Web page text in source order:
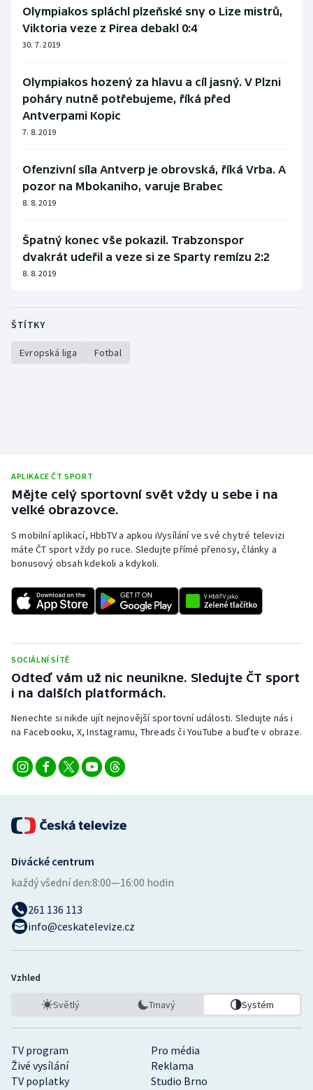
Olympiakos spláchl plzeňské sny o Lize mistrů,
Viktoria veze z Pirea debakl 0:4
30. 7. 2019
Olympiakos hozený za hlavu a cíl jasný. V Plzni
poháry nutně potřebujeme, říká před
Antverpami Kopic
7. 8. 2019
Ofenzivní síla Antverp je obrovská, říká Vrba. A
pozor na Mbokaniho, varuje Brabec
8. 8. 2019
Špatný konec vše pokazil. Trabzonspor
dvakrát udeřil a veze si ze Sparty remízu 2:2
8. 8. 2019
ŠTÍTKY
Evropská liga Fotbal
APLIKACE ČT SPORT
Mějte celý sportovní svět vždy u sebe i na
velké obrazovce.
S mobilní aplikací, HbbTV a apkou iVysílání ve své chytré televizi
máte ČT sport vždy po ruce. Sledujte přímé přenosy, články a
bonusový obsah kdekoli a kdykoli.
SOCIÁLNÍ SÍTĚ
Odteď vám už nic neunikne. Sledujte ČT sport
i na dalších platformách.
Nenechte si nikde ujít nejnovější sportovní události. Sledujte nás i
na Facebooku, X, Instagramu, Threads či YouTube a buďte v obraze.
TV program
Pro média
Živé vysílání
Reklama
TV poplatky
Studio Brno
Divácké centrum
každý všední den:8:00—16:00 hodin
261 136 113
info@ceskatelevize.cz
Vzhled
Světlý Tmavý Systém